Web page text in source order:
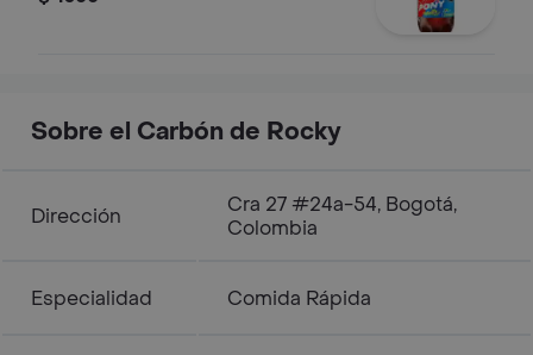
Sobre el Carbón de Rocky
Dirección
Cra 27 #24a-54, Bogotá,
Colombia
Especialidad Comida Rápida